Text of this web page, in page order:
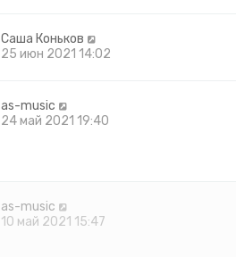
Саша Коньков
25 июн 2021 14:02
as-music
24 май 2021 19:40
as-music
10 май 2021 15:47